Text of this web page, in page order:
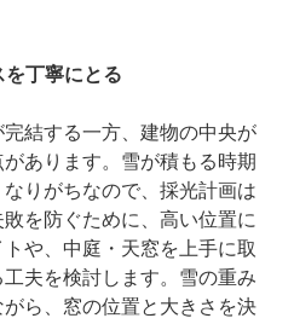
丁寧にとる
結する一方、建物の中央が
あります。雪が積もる時期
りがちなので、採光計画は
を防ぐために、高い位置に
や、中庭・天窓を上手に取
夫を検討します。雪の重み
ら、窓の位置と大きさを決